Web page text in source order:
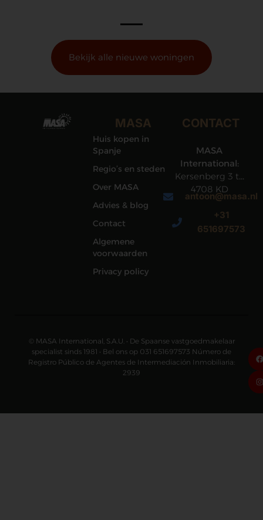
Bekijk alle nieuwe woningen
MASA
Huis kopen in
Spanje
Regio’s en steden
Over MASA
Advies & blog
Contact
Algemene
voorwaarden
Privacy policy
CONTACT
MASA
International:
Kersenberg 3 te
4708 KD
Roosendaal
antoon@masa.nl
+31
651697573
© MASA International, S.A.U. • De Spaanse vastgoedmakelaar
specialist sinds 1981 • Bel ons op 031 651697573 Número de
Registro Público de Agentes de Intermediación Inmobiliaria:
2939